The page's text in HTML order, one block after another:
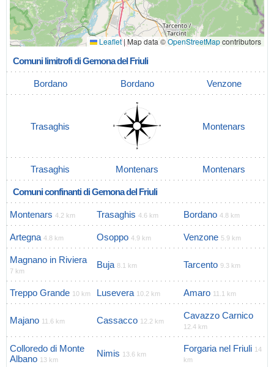
Leaflet|Map data ©OpenStreetMapcontributors
Comuni limitrofi di Gemona del Friuli
Bordano Bordano Venzone
Trasaghis Montenars
Trasaghis Montenars Montenars
Comuni confinanti di Gemona del Friuli
Montenars 4.2 km Trasaghis 4.6 km Bordano 4.8 km
Artegna 4.8 km Osoppo 4.9 km Venzone 5.9 km
Magnano in Riviera
7 km
Buja 8.1 km Tarcento 9.3 km
Treppo Grande 10 km Lusevera 10.2 km Amaro 11.1 km
Majano 11.6 km Cassacco 12.2 km
Cavazzo Carnico
12.4 km
Colloredo di Monte
Albano 13 km
Nimis 13.6 km
Forgaria nel Friuli 14
km